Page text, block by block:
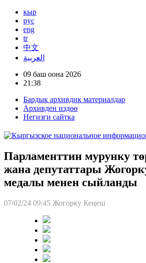
кыр
рус
eng
tr
中文
العربية
09 баш оона 2026
21:38
Бардык архивдик материалдар
Архивден издөө
Негизги сайтка
Парламенттин мурунку
жана депутаттары
медалы менен сыйланды
07/02/24 09:45 Жогорку Кеңеш